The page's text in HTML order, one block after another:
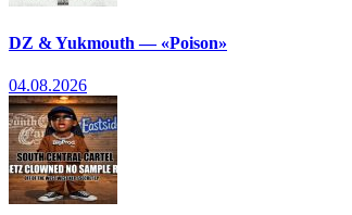
DZ & Yukmouth — «Poison»
04.08.2026